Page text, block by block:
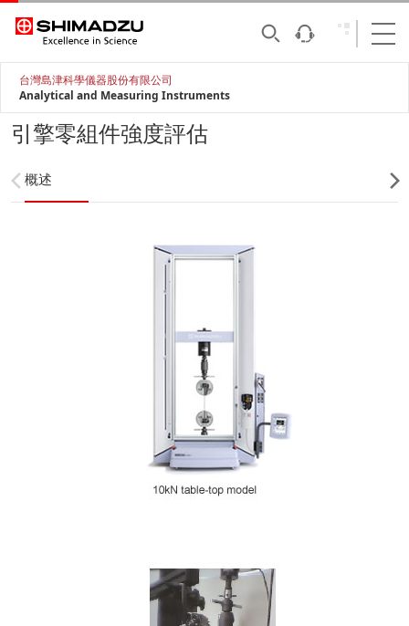
台灣島津科學儀器股份有限公司
Analytical and Measuring Instruments
引擎零組件強度評估
概述